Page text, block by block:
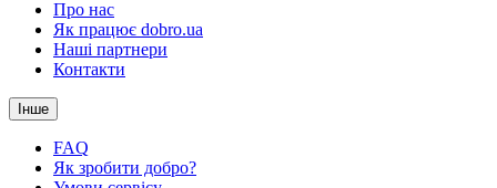
Про нас
Як працює dobro.ua
Наші партнери
Контакти
Інше
FAQ
Як зробити добро?